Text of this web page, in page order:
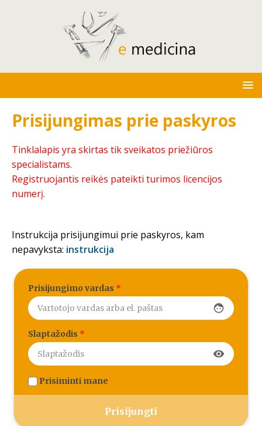
Prisijungimas prie paskyros
Tinklalapis yra skirtas tik sveikatos priežiūros
specialistams.
Registruojantis reikės pateikti turimos licencijos
numerį.
Instrukcija prisijungimui prie paskyros, kam
nepavyksta: instrukcija
Prisijungimo vardas *
face
Slaptažodis *
visibility
Prisiminti mane